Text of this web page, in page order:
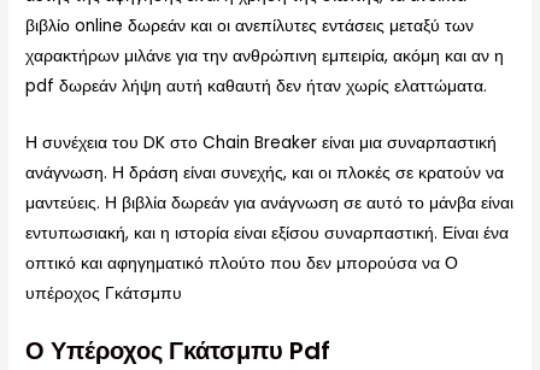
βιβλίο online δωρεάν και οι ανεπίλυτες εντάσεις μεταξύ των
χαρακτήρων μιλάνε για την ανθρώπινη εμπειρία, ακόμη και αν η
pdf δωρεάν λήψη αυτή καθαυτή δεν ήταν χωρίς ελαττώματα.
Η συνέχεια του DK στο Chain Breaker είναι μια συναρπαστική
ανάγνωση. Η δράση είναι συνεχής, και οι πλοκές σε κρατούν να
μαντεύεις. Η βιβλία δωρεάν για ανάγνωση σε αυτό το μάνβα είναι
εντυπωσιακή, και η ιστορία είναι εξίσου συναρπαστική. Είναι ένα
οπτικό και αφηγηματικό πλούτο που δεν μπορούσα να Ο
υπέροχος Γκάτσμπυ
Ο Υπέροχος Γκάτσμπυ Pdf